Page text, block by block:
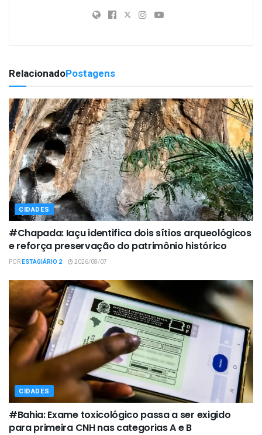
RelacionadoPostagens
CIDADES
#Chapada: Iaçu identifica dois sítios arqueológicos
e reforça preservação do patrimônio histórico
PORESTAGIÁRIO 2 2026/08/07
CIDADES
#Bahia: Exame toxicológico passa a ser exigido
para primeira CNH nas categorias A e B